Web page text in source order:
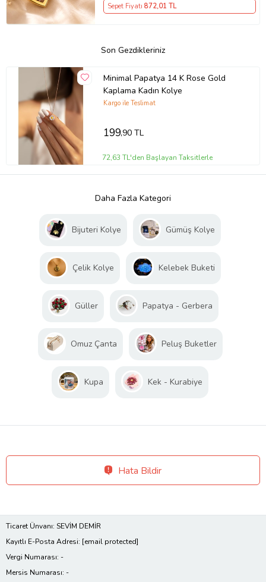
Sepet Fiyatı 872,01 TL
Son Gezdikleriniz
Minimal Papatya 14 K Rose Gold
Kaplama Kadın Kolye
Kargo ile Teslimat
199,90 TL
72,63 TL'den Başlayan Taksitlerle
Daha Fazla Kategori
Bijuteri Kolye Gümüş Kolye
Çelik Kolye Kelebek Buketi
Güller Papatya - Gerbera
Omuz Çanta Peluş Buketler
Kupa Kek - Kurabiye
Hata Bildir
Ticaret Ünvanı: SEVİM DEMİR
Kayıtlı E-Posta Adresi: [email protected]
Vergi Numarası: -
Mersis Numarası: -